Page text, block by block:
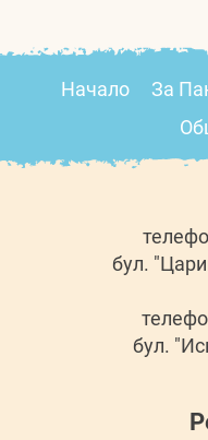
Начало За
бул.
бул.